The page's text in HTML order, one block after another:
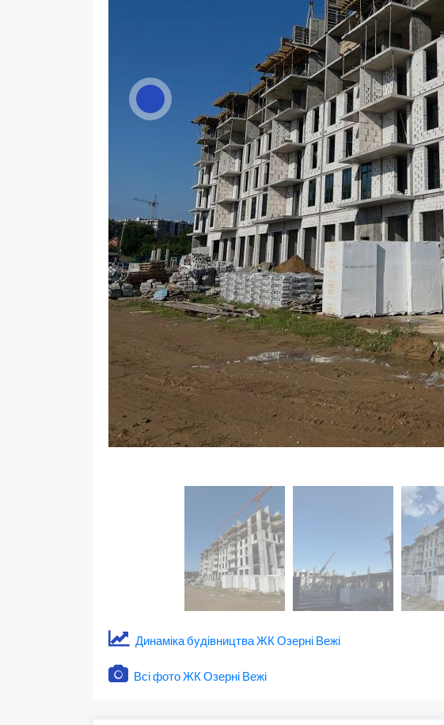
Динаміка будівництва ЖК Озерні Вежі
Всі фото ЖК Озерні Вежі